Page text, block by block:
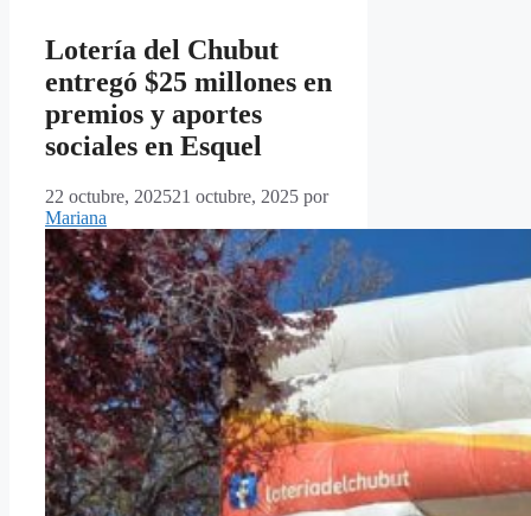
Lotería del Chubut
entregó $25 millones en
premios y aportes
sociales en Esquel
22 octubre, 202521 octubre, 2025 por
Mariana